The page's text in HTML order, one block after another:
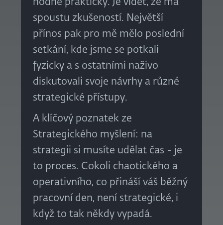
spoustu zkušeností. Největší
přínos pak pro mě mělo poslední
setkání, kde jsme se potkali
fyzicky a s ostatními naživo
diskutovali svoje návrhy a různé
strategické přístupy.
A klíčový poznatek ze
Strategického myšlení: na
strategii si musíte udělat čas - je
to proces. Cokoli chaotického a
operativního, co přináší váš běžný
pracovní den, není strategické, i
když to tak někdy vypadá.